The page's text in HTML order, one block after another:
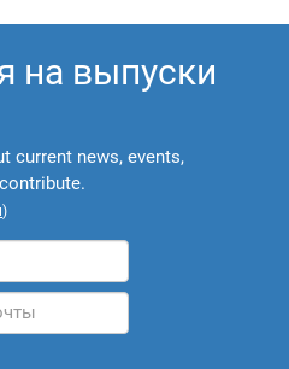
на выпуски
current news, events,
)